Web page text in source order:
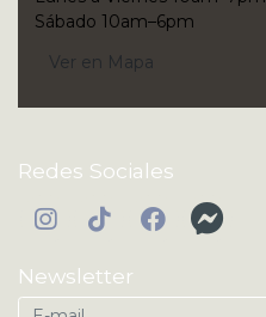
Sábado 10am–6pm
Ver en Mapa
Redes Sociales
Newsletter